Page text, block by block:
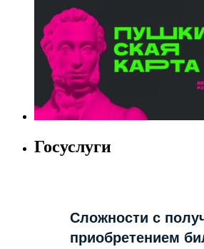
Госуслуги
Сложности с
приобретением